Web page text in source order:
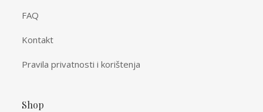
FAQ
Kontakt
Pravila privatnosti i korištenja
Shop